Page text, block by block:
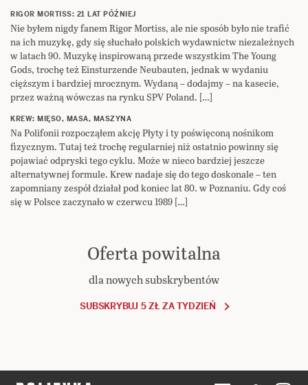
RIGOR MORTISS: 21 LAT PÓŹNIEJ
Nie byłem nigdy fanem Rigor Mortiss, ale nie sposób było nie trafić
na ich muzykę, gdy się słuchało polskich wydawnictw niezależnych
w latach 90. Muzykę inspirowaną przede wszystkim The Young
Gods, trochę też Einsturzende Neubauten, jednak w wydaniu
cięższym i bardziej mrocznym. Wydaną – dodajmy – na kasecie,
przez ważną wówczas na rynku SPV Poland. […]
KREW: MIĘSO, MASA, MASZYNA
Na Polifonii rozpocząłem akcję Płyty i ty poświęconą nośnikom
fizycznym. Tutaj też trochę regularniej niż ostatnio powinny się
pojawiać odpryski tego cyklu. Może w nieco bardziej jeszcze
alternatywnej formule. Krew nadaje się do tego doskonale – ten
zapomniany zespół działał pod koniec lat 80. w Poznaniu. Gdy coś
się w Polsce zaczynało w czerwcu 1989 […]
Oferta powitalna
dla nowych subskrybentów
SUBSKRYBUJ 5 ZŁ ZA TYDZIEŃ